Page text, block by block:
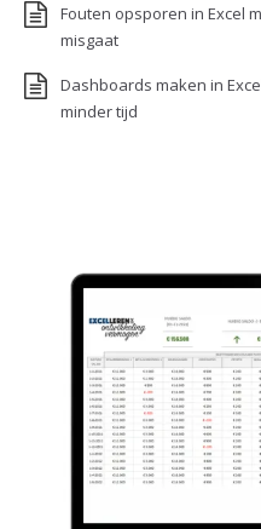
Fouten opsporen in Excel
misgaat
Dashboards maken in
minder tijd